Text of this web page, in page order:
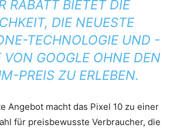
RABATT BIETET DIE
DIE NEUESTE
TECHNOLOGIE UND -
VON GOOGLE OHNE DEN
PREIS ZU ERLEBEN.
Angebot macht das Pixel 10 zu einer
für preisbewusste Verbraucher, die